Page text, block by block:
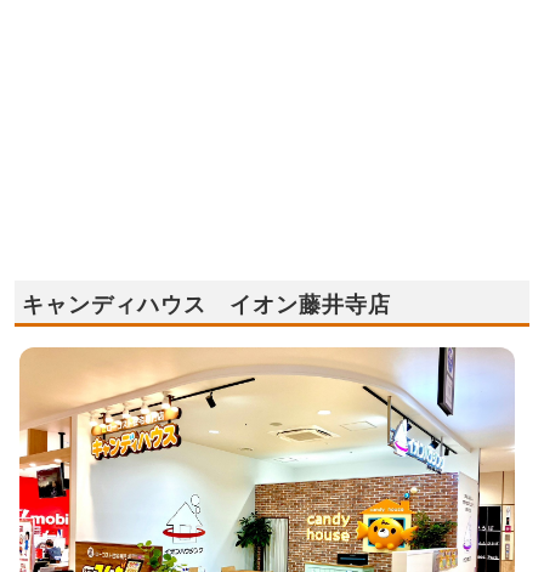
キャンディハウス イオン藤井寺店